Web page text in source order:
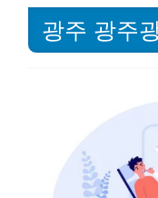
광주 광주